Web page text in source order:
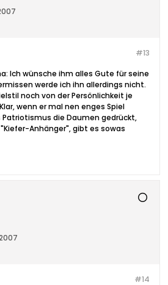
#13
Ich wünsche ihm alles Gute für seine
werde ich ihn allerdings nicht.
noch von der Persönlichkeit je
wenn er mal nen enges Spiel
die Daumen gedrückt,
Anhänger", gibt es sowas
#14